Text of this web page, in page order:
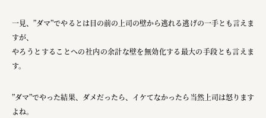
一見、”ダマ”でやるとは目の前の上司の壁から逃れる逃げの一手とも言えま
すが、
やろうとすることへの社内の余計な壁を無効化する最大の手段とも言えま
す。
”ダマ”でやった結果、ダメだったら、イケてなかったら当然上司は怒ります
よね。